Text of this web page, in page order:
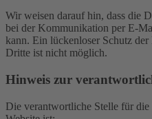
Wir weisen darauf hin, dass die
bei der Kommunikation per E-
kann. Ein lückenloser Schutz
Dritte ist nicht möglich.
Hinweis zur
Die verantwortliche Stelle für